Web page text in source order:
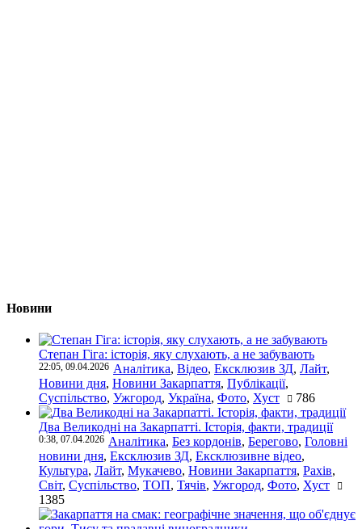
Новини
Степан Гіга: історія, яку слухають, а не забувають
22:05, 09.04.2026 Аналітика, Відео, Ексклюзив ЗД, Лайт,
Новини дня, Новини Закарпаття, Публікації,
Суспільство, Ужгород, Україна, Фото, Хуст 786
Два Великодні на Закарпатті. Історія, факти, традиції
0:38, 07.04.2026 Аналітика, Без кордонів, Берегово, Головні
новини дня, Ексклюзив ЗД, Ексклюзивне відео,
Культура, Лайт, Мукачево, Новини Закарпаття, Рахів,
Світ, Суспільство, ТОП, Тячів, Ужгород, Фото, Хуст
1385